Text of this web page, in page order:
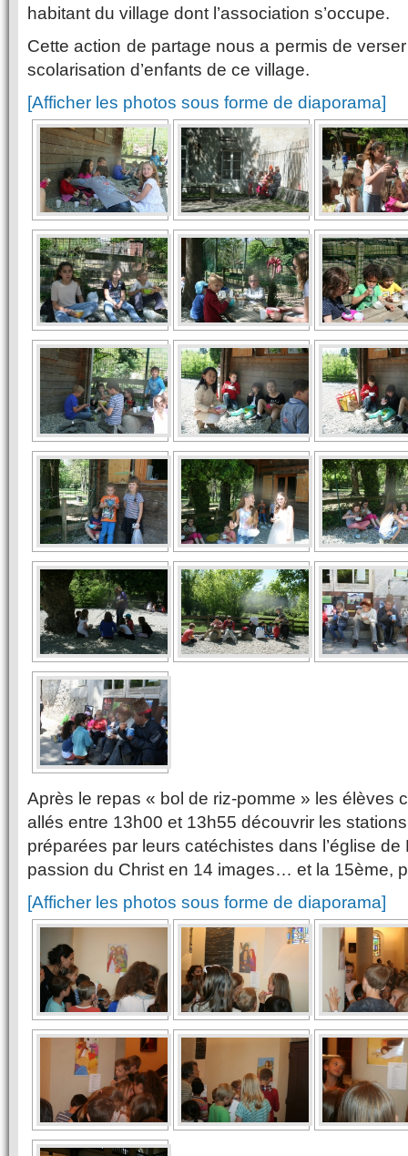
habitant du village dont l’association s’occupe.
Cette action de partage nous a permis de
scolarisation d’enfants de ce village.
[Afficher les photos sous forme de diaporama]
Après le repas « bol de riz-pomme » les élèves
allés entre 13h00 et 13h55 découvrir les
préparées par leurs catéchistes dans l’église de
passion du Christ en 14 images… et la 15ème,
[Afficher les photos sous forme de diaporama]